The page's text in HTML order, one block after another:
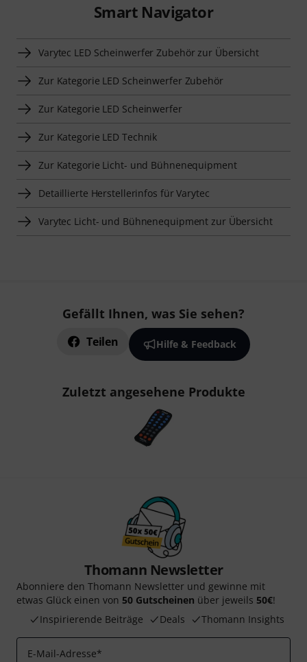
Smart Navigator
Varytec LED Scheinwerfer Zubehör zur Übersicht
Zur Kategorie LED Scheinwerfer Zubehör
Zur Kategorie LED Scheinwerfer
Zur Kategorie LED Technik
Zur Kategorie Licht- und Bühnenequipment
Detaillierte Herstellerinfos für Varytec
Varytec Licht- und Bühnenequipment zur Übersicht
Gefällt Ihnen, was Sie sehen?
Teilen Hilfe & Feedback
Zuletzt angesehene Produkte
Thomann Newsletter
Abonniere den Thomann Newsletter und gewinne mit
etwas Glück einen von 50 Gutscheinen über jeweils 50€!
Inspirierende Beiträge
Deals Thomann Insights
E-Mail-Adresse*